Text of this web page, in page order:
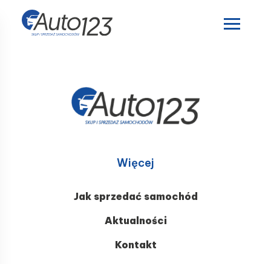
Więcej
Jak sprzedać samochód
Aktualności
Kontakt